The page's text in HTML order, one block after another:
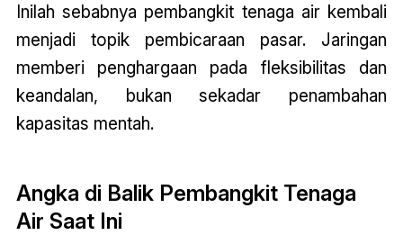
Inilah sebabnya pembangkit tenaga air kembali
menjadi topik pembicaraan pasar. Jaringan
memberi penghargaan pada fleksibilitas dan
keandalan, bukan sekadar penambahan
kapasitas mentah.
Angka di Balik Pembangkit Tenaga
Air Saat Ini